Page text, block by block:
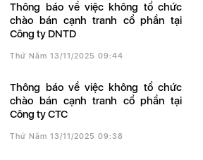
Thông báo về việc không tổ chức
chào bán cạnh tranh cổ phần tại
Công ty DNTD
Thứ Năm 13/11/2025 09:44
Thông báo về việc không tổ chức
chào bán cạnh tranh cổ phần tại
Công ty CTC
Thứ Năm 13/11/2025 09:38